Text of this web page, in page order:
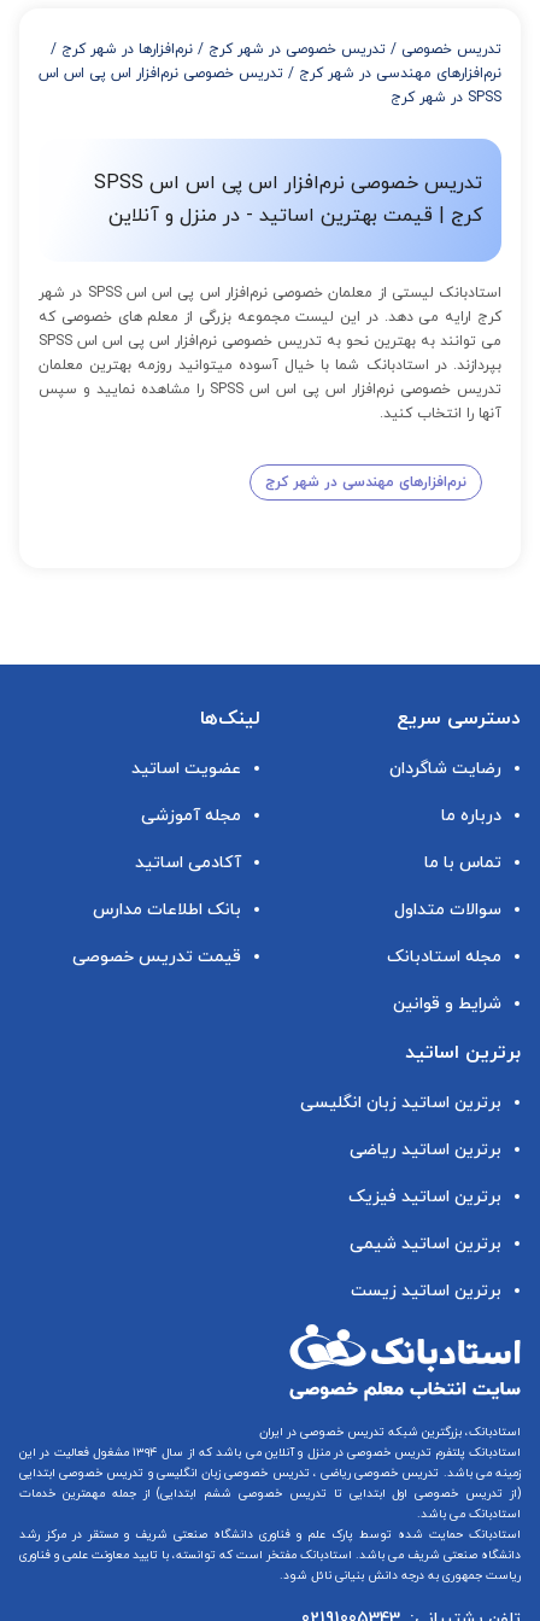
از 12 تا 15 جلسه: 7% تخفیف
از 16 تا 100 جلسه: 9% تخفیف
تدریس خصوصی / تدریس خصوصی در شهر کرج / نرم‌افزارها در شهر کرج /
نرم‌افزارهای مهندسی در شهر کرج / تدریس خصوصی نرم‌افزار اس پی اس اس
SPSS در شهر کرج
تدریس خصوصی نرم‌افزار اس پی اس اس SPSS
کرج | قیمت بهترین اساتید - در منزل و آنلاین
استادبانک لیستی از معلمان خصوصی نرم‌افزار اس پی اس اس SPSS در شهر
کرج ارایه می دهد. در این لیست مجموعه بزرگی از معلم های خصوصی که
می توانند به بهترین نحو به تدریس خصوصی نرم‌افزار اس پی اس اس SPSS
بپردازند. در استادبانک شما با خیال آسوده میتوانید روزمه بهترین معلمان
تدریس خصوصی نرم‌افزار اس پی اس اس SPSS را مشاهده نمایید و سپس
آنها را انتخاب کنید.
نرم‌افزارهای مهندسی در شهر کرج
دسترسی سریع
رضایت شاگردان
درباره ما
تماس با ما
سوالات متداول
مجله استادبانک
شرایط و قوانین
لینک‌ها
عضویت اساتید
مجله آموزشی
آکادمی اساتید
بانک اطلاعات مدارس
قیمت تدریس خصوصی
برترین اساتید
برترین اساتید زبان انگلیسی
برترین اساتید ریاضی
برترین اساتید فیزیک
برترین اساتید شیمی
برترین اساتید زیست
استادبانک، بزرگترین شبکه تدریس خصوصی در ایران
استادبانک پلتفرم تدریس خصوصی در منزل و آنلاین
می باشد که از سال ۱۳۹۴ مشغول فعالیت در این
زمینه می باشد. تدریس خصوصی ریاضی ، تدریس خصوصی زبان انگلیسیو تدریس خصوصی ابتدایی
(از تدریس خصوصی اول ابتدایی تا تدریس خصوصی ششم ابتدایی) از جمله مهمترین خدمات
استادبانک می باشد.
استادبانک حمایت شده توسط پارک علم و فناوری دانشگاه صنعتی شریف و مستقر در مرکز رشد
دانشگاه صنعتی شریف می باشد. استادبانک مفتخر است که توانسته، با تایید معاونت علمی و فناوری
ریاست جمهوری به درجه دانش بنیانی نائل شود.